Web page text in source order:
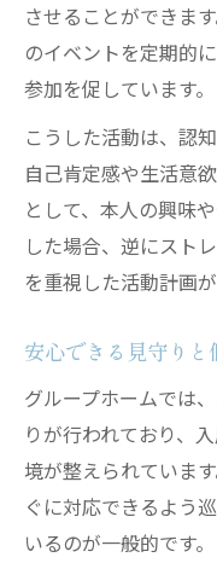
させることができま
のイベントを定期的
参加を促しています。
こうした活動は、認
自己肯定感や生活意
として、本人の興味
した場合、逆にスト
を重視した活動計画が
安心できる見守りと
グループホームでは
りが行われており、
境が整えられていま
ぐに対応できるよう
いるのが一般的です